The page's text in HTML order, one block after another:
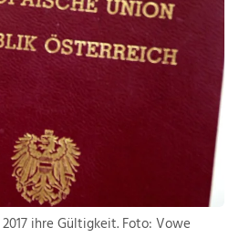
ihre Gültigkeit. Foto: Vowe